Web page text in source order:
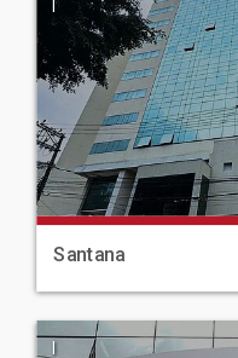
|
Santana
|